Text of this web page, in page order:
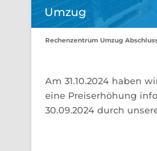
Umzug
Rechenzentrum Umzug
Am 31.10.2024 haben
eine Preiserhöhung
30.09.2024 durch